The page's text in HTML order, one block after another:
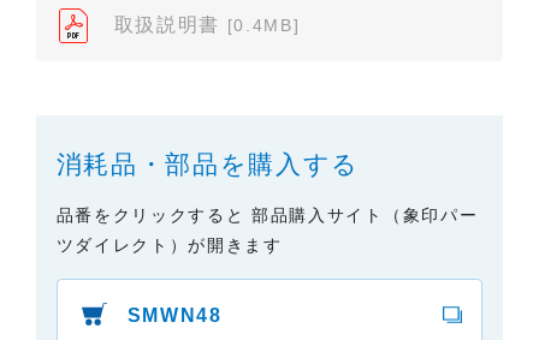
売店、また弊社「お客様ご相談センター」まで、ご
依頼いただきますようお願いします（※）。ただ
（3）本サイトに掲載されている取扱説明書の対象機
ありますので、あらかじめご了承ください。
ている専用の製品（レンタル品）につきましては、
弊社「
取扱説明書 [0.4MB]
消耗品・部品を購入する
品番をクリックすると 部品購入サイト（象印パー
ツダイレクト）が開きます
SMWN48